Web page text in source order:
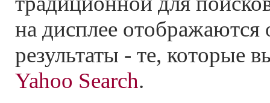
на дисплее
результаты - те, которые
Yahoo Search.